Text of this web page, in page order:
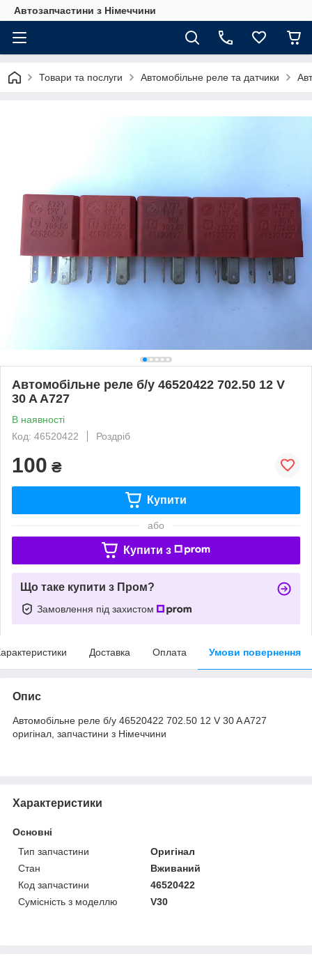
Автозапчастини з Німеччини
Товари та послуги Автомобільне реле та датчики
Автомобільне реле б/у 46520422 702.50 12 V
30 A A727
В наявності
Код: 46520422
Роздріб
100 ₴
Купити
або
Купити з
Що таке купити з Пром?
Замовлення під захистом
Доставка Оплата Умови повернення
Опис
Автомобільне реле б/у 46520422 702.50 12 V 30 A A727
оригінал, запчастини з Німеччини
Характеристики
Основні
Тип запчастини
Оригінал
Стан
Вживаний
Код запчастини
46520422
Сумісність з моделлю
V30